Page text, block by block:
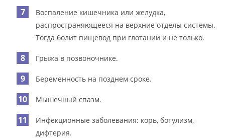
Воспаление кишечника или желудка,
распространяющееся на верхние отделы системы.
Тогда болит пищевод при глотании и не только.
Грыжа в позвоночнике.
Беременность на позднем сроке.
Мышечный спазм.
Инфекционные заболевания: корь, ботулизм,
дифтерия.